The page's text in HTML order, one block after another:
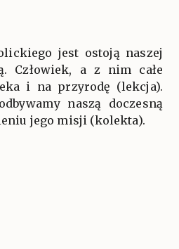
jest ostoją naszej
Człowiek, a z nim całe
i na przyrodę (lekcja).
naszą doczesną
jego misji (kolekta).